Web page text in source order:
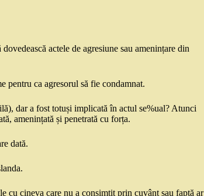
actele de agresiune sau amenințare din
pentru ca agresorul să fie condamnat.
dar a fost totuși implicată în actul se%ual? Atunci
amenințată și penetrată cu forța.
dată.
cu cineva care nu a consimțit prin cuvânt sau faptă ar